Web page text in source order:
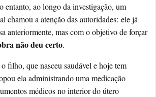
entanto, ao longo da investigação, um
chamou a atenção das autoridades: ele já
anteriormente, mas com o objetivo de forçar
não deu certo.
filho, que nasceu saudável e hoje tem
ela administrando uma medicação
médicos no interior do útero